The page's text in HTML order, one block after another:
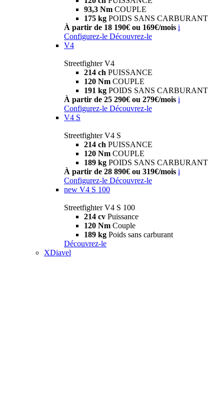
93,3 Nm COUPLE
175 kg POIDS SANS CARBURANT
À partir de 18 190€ ou 169€/mois i
Configurez-le Découvrez-le
V4
Streetfighter V4
214 ch PUISSANCE
120 Nm COUPLE
191 kg POIDS SANS CARBURANT
À partir de 25 290€ ou 279€/mois i
Configurez-le Découvrez-le
V4 S
Streetfighter V4 S
214 ch PUISSANCE
120 Nm COUPLE
189 kg POIDS SANS CARBURANT
À partir de 28 890€ ou 319€/mois i
Configurez-le Découvrez-le
new V4 S 100
Streetfighter V4 S 100
214 cv Puissance
120 Nm Couple
189 kg Poids sans carburant
Découvrez-le
XDiavel